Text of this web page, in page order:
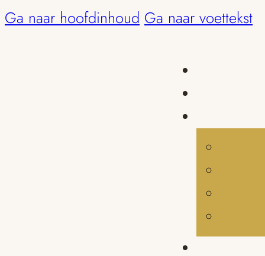
Ga naar hoofdinhoud Ga naar voettekst